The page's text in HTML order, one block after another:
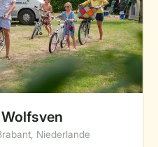
Niederlande